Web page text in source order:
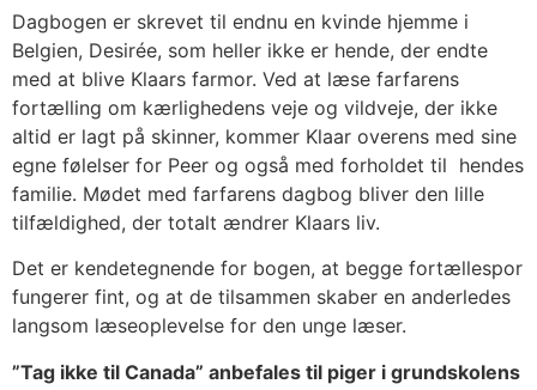
Dagbogen er skrevet til endnu en kvinde hjemme i
Belgien, Desirée, som heller ikke er hende, der endte
med at blive Klaars farmor. Ved at læse farfarens
fortælling om kærlighedens veje og vildveje, der ikke
altid er lagt på skinner, kommer Klaar overens med sine
egne følelser for Peer og også med forholdet til hendes
familie. Mødet med farfarens dagbog bliver den lille
tilfældighed, der totalt ændrer Klaars liv.
Det er kendetegnende for bogen, at begge fortællespor
fungerer fint, og at de tilsammen skaber en anderledes
langsom læseoplevelse for den unge læser.
”Tag ikke til Canada” anbefales til piger i grundskolens